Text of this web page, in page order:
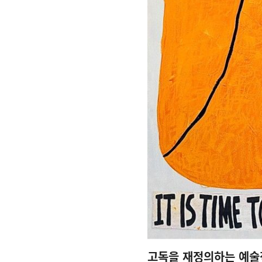
고독을 재정의하는 예